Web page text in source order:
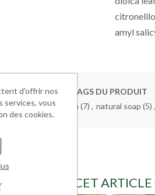
amyl
TAGS DU PRODUIT
sapone marsiglia (7) , natural soap (5) ,
ACHETÉ CET
d'offrir nos
services, vous
des cookies.